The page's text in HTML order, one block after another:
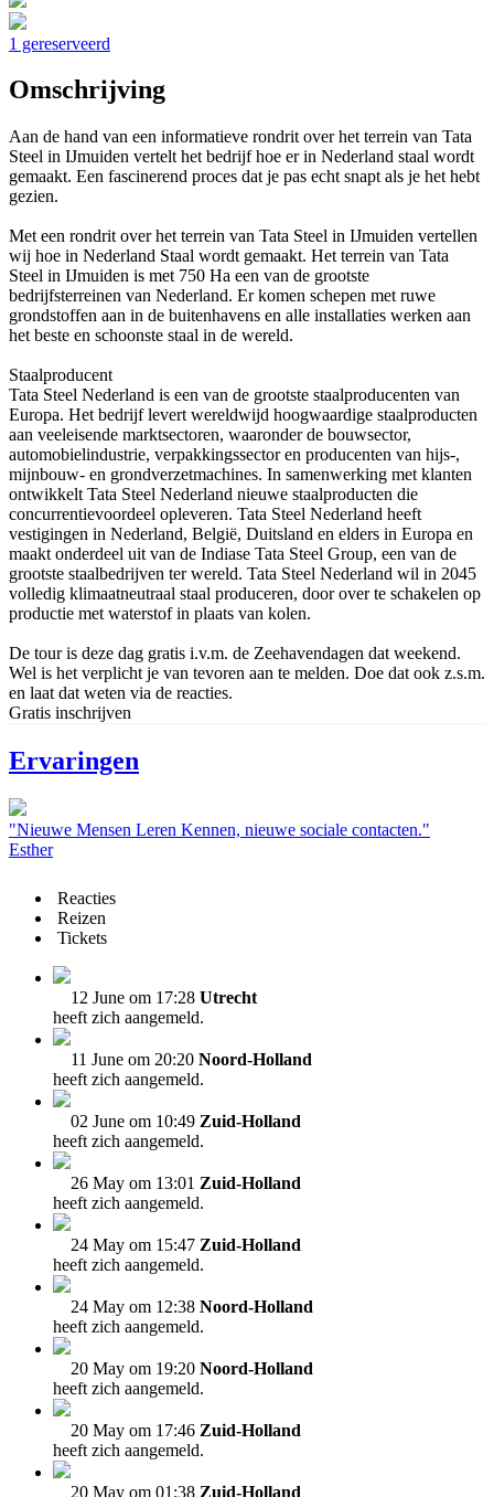
1 gereserveerd
Omschrijving
Aan de hand van een informatieve rondrit over het terrein van Tata
Steel in IJmuiden vertelt het bedrijf hoe er in Nederland staal wordt
gemaakt. Een fascinerend proces dat je pas echt snapt als je het hebt
gezien.
Met een rondrit over het terrein van Tata Steel in IJmuiden vertellen
wij hoe in Nederland Staal wordt gemaakt. Het terrein van Tata
Steel in IJmuiden is met 750 Ha een van de grootste
bedrijfsterreinen van Nederland. Er komen schepen met ruwe
grondstoffen aan in de buitenhavens en alle installaties werken aan
het beste en schoonste staal in de wereld.
Staalproducent
Tata Steel Nederland is een van de grootste staalproducenten van
Europa. Het bedrijf levert wereldwijd hoogwaardige staalproducten
aan veeleisende marktsectoren, waaronder de bouwsector,
automobielindustrie, verpakkingssector en producenten van hijs-,
mijnbouw- en grondverzetmachines. In samenwerking met klanten
ontwikkelt Tata Steel Nederland nieuwe staalproducten die
concurrentievoordeel opleveren. Tata Steel Nederland heeft
vestigingen in Nederland, België, Duitsland en elders in Europa en
maakt onderdeel uit van de Indiase Tata Steel Group, een van de
grootste staalbedrijven ter wereld. Tata Steel Nederland wil in 2045
volledig klimaatneutraal staal produceren, door over te schakelen op
productie met waterstof in plaats van kolen.
De tour is deze dag gratis i.v.m. de Zeehavendagen dat weekend.
Wel is het verplicht je van tevoren aan te melden. Doe dat ook z.s.m.
en laat dat weten via de reacties.
Gratis inschrijven
Ervaringen
"Nieuwe Mensen Leren Kennen, nieuwe sociale contacten."
Esther
Reacties
Reizen
Tickets
12 June om 17:28 Utrecht
heeft zich aangemeld.
11 June om 20:20 Noord-Holland
heeft zich aangemeld.
02 June om 10:49 Zuid-Holland
heeft zich aangemeld.
26 May om 13:01 Zuid-Holland
heeft zich aangemeld.
24 May om 15:47 Zuid-Holland
heeft zich aangemeld.
24 May om 12:38 Noord-Holland
heeft zich aangemeld.
20 May om 19:20 Noord-Holland
heeft zich aangemeld.
20 May om 17:46 Zuid-Holland
heeft zich aangemeld.
20 May om 01:38 Zuid-Holland